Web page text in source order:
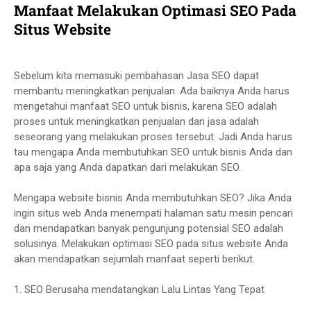
Manfaat MelakukanOptimasi SEOPada
Situs Website
Sebelum kita memasuki pembahasan Jasa SEO dapat
membantu meningkatkan penjualan. Ada baiknya Anda harus
mengetahui manfaat SEO untuk bisnis, karena SEO adalah
proses untuk meningkatkan penjualan dan jasa adalah
seseorang yang melakukan proses tersebut. Jadi Anda harus
tau mengapa Anda membutuhkan SEO untuk bisnis Anda dan
apa saja yang Anda dapatkan dari melakukan SEO.
Mengapa website bisnis Anda membutuhkan SEO? Jika Anda
ingin situs web Anda menempati halaman satu mesin pencari
dan mendapatkan banyak pengunjung potensial SEO adalah
solusinya. Melakukan optimasi SEO pada situs website Anda
akan mendapatkan sejumlah manfaat seperti berikut.
1. SEO Berusaha mendatangkan Lalu Lintas Yang Tepat